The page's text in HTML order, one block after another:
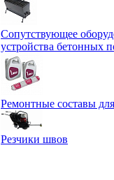
Сопутствующее
устройства бетонных
Ремонтные составы
Резчики швов